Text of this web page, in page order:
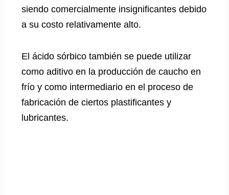
siendo comercialmente insignificantes debido
a su costo relativamente alto.
El ácido sórbico también se puede utilizar
como aditivo en la producción de caucho en
frío y como intermediario en el proceso de
fabricación de ciertos plastificantes y
lubricantes.